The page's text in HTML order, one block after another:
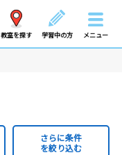
教室を探す 学習中の方 メニュー
さらに条件
を絞り込む